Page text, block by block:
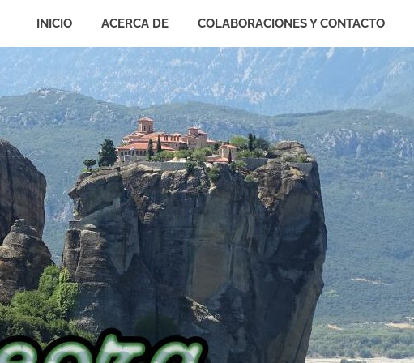
INICIO ACERCA DE COLABORACIONES Y CONTACTO